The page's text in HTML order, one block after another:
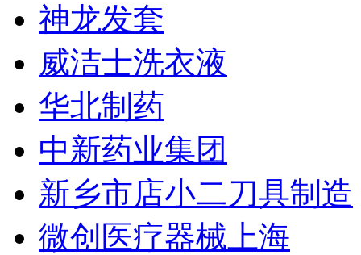
神龙发套
威洁士洗衣液
华北制药
中新药业集团
新乡市店小二刀具制造
微创医疗器械上海